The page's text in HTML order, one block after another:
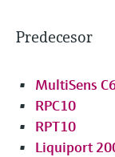
Predecesor
MultiSens
RPC10
RPT10
Liquiport